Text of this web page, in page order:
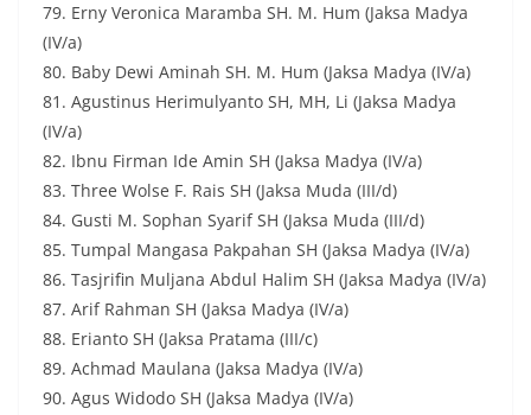
79. Erny Veronica Maramba SH. M. Hum (Jaksa Madya
(IV/a)
80. Baby Dewi Aminah SH. M. Hum (Jaksa Madya (IV/a)
81. Agustinus Herimulyanto SH, MH, Li (Jaksa Madya
(IV/a)
82. Ibnu Firman Ide Amin SH (Jaksa Madya (IV/a)
83. Three Wolse F. Rais SH (Jaksa Muda (III/d)
84. Gusti M. Sophan Syarif SH (Jaksa Muda (III/d)
85. Tumpal Mangasa Pakpahan SH (Jaksa Madya (IV/a)
86. Tasjrifin Muljana Abdul Halim SH (Jaksa Madya (IV/a)
87. Arif Rahman SH (Jaksa Madya (IV/a)
88. Erianto SH (Jaksa Pratama (III/c)
89. Achmad Maulana (Jaksa Madya (IV/a)
90. Agus Widodo SH (Jaksa Madya (IV/a)